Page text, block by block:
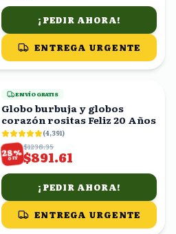
¡PEDIR AHORA!
ENTREGA URGENTE
ENVÍO GRATIS
Globo burbuja y globos
corazón rositas Feliz 20 Años
(4,391)
28%
OFF
$1238.35
$891.61
¡PEDIR AHORA!
ENTREGA URGENTE